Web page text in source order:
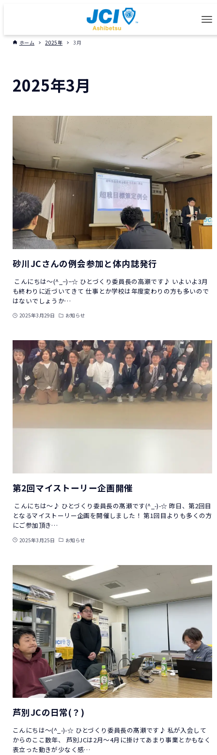
ホーム 2025年 3月
2025年3月
砂川JCさんの例会参加と体内誌発行
こんにちは〜(^_−)−☆ ひとづくり委員長の高瀬です♪ いよいよ3月
も終わりに近づいてきて 仕事とか学校は年度変わりの方も多いので
はないでしょうか…
2025年3月29日 お知らせ
第2回マイストーリー企画開催
こんにちは～♪ ひとづくり委員長の髙瀬です(^_-)-☆ 昨日、第2回目
となるマイストーリー企画を開催しました！ 第1回目よりも多くの方
にご参加頂き…
2025年3月25日 お知らせ
芦別JCの日常(？)
こんにちは～(^_-)-☆ ひとづくり委員長の髙瀬です♪ 私が入会して
からのここ数年、 芦別JCは2月～4月に掛けてあまり事業とかもなく
表立った動きが少なく感…